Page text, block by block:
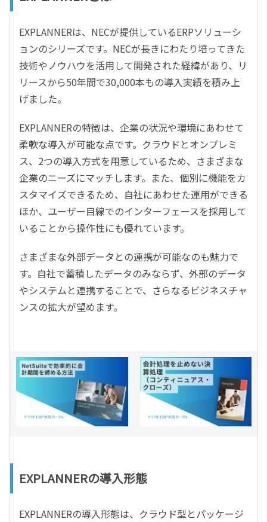
EXPLANNERは、NECが提供しているERPソリューシ
ョンのシリーズです。NECが長きにわたり培ってきた
技術やノウハウを活用して開発された経緯があり、リ
リースから50年間で30,000本もの導入実績を積み上
げました。
EXPLANNERの特徴は、企業の状況や環境にあわせて
柔軟な導入が可能な点です。クラウドとオンプレミ
ス、2つの導入方式を用意しているため、さまざまな
企業のニーズにマッチします。また、個別に機能をカ
スタマイズできるため、自社にあわせた運用ができる
ほか、ユーザー目線でのインターフェースを採用して
いることから操作性にも優れています。
さまざまな外部データとの連携が可能なのも魅力で
す。自社で蓄積したデータのみならず、外部のデータ
やシステムと連携することで、さらなるビジネスチャ
ンスの拡大が望めます。
EXPLANNERの導入形態
EXPLANNERの導入形態は、クラウド型とパッケージ